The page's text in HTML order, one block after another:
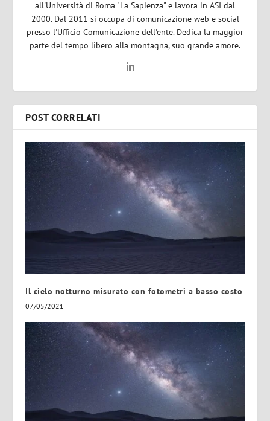
all'Università di Roma "La Sapienza" e lavora in ASI dal
2000. Dal 2011 si occupa di comunicazione web e social
presso l'Ufficio Comunicazione dell'ente. Dedica la maggior
parte del tempo libero alla montagna, suo grande amore.
POST CORRELATI
Il cielo notturno misurato con fotometri a basso costo
07/05/2021